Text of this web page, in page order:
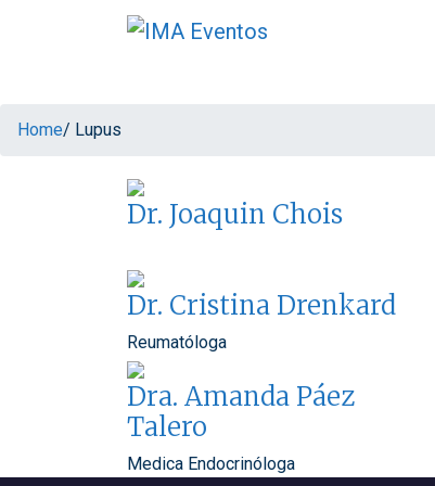
Home/ Lupus
Dr. Joaquin Chois
Dr. Cristina Drenkard
Reumatóloga
Dra. Amanda Páez
Talero
Medica Endocrinóloga